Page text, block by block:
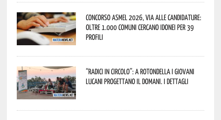
Concorso Asmel 2026, via alle candidature:
oltre 1.000 Comuni cercano idonei per 39
profili
“Radici in Circolo”: a Rotondella i giovani
lucani progettano il domani. I dettagli